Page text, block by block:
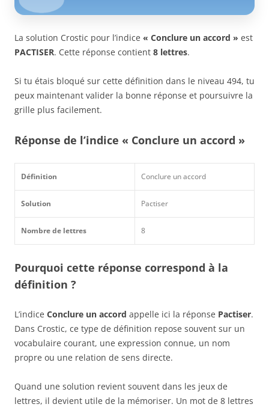
La solution Crostic pour l’indice « Conclure un accord » est
PACTISER. Cette réponse contient 8 lettres.
Si tu étais bloqué sur cette définition dans le niveau 494, tu
peux maintenant valider la bonne réponse et poursuivre la
grille plus facilement.
Réponse de l’indice « Conclure un accord »
Définition Conclure un accord
Solution Pactiser
Nombre de lettres 8
Pourquoi cette réponse correspond à la
définition ?
L’indice Conclure un accord appelle ici la réponse Pactiser.
Dans Crostic, ce type de définition repose souvent sur un
vocabulaire courant, une expression connue, un nom
propre ou une relation de sens directe.
Quand une solution revient souvent dans les jeux de
lettres, il devient utile de la mémoriser. Un mot de 8 lettres